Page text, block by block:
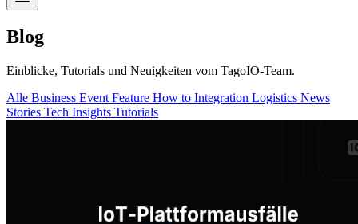
Blog
Einblicke, Tutorials und Neuigkeiten vom TagoIO-Team.
Alle Business Event Feature How to Integration Logistics News
Stories Tech Insights Tutorials